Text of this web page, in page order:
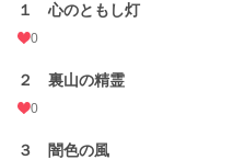
１ 心のともし灯
0
２ 裏山の精霊
0
３ 闇色の風